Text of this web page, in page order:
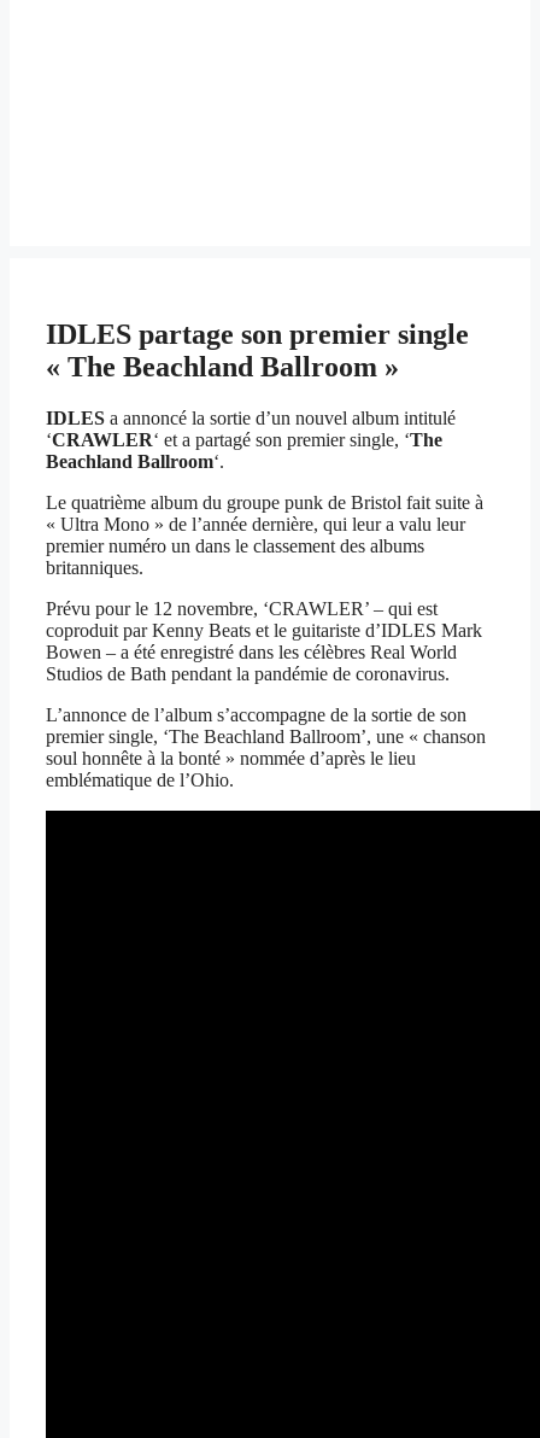
IDLES partage son premier single
« The Beachland Ballroom »
IDLES a annoncé la sortie d’un nouvel album intitulé
‘CRAWLER‘ et a partagé son premier single, ‘The
Beachland Ballroom‘.
Le quatrième album du groupe punk de Bristol fait suite à
« Ultra Mono » de l’année dernière, qui leur a valu leur
premier numéro un dans le classement des albums
britanniques.
Prévu pour le 12 novembre, ‘CRAWLER’ – qui est
coproduit par Kenny Beats et le guitariste d’IDLES Mark
Bowen – a été enregistré dans les célèbres Real World
Studios de Bath pendant la pandémie de coronavirus.
L’annonce de l’album s’accompagne de la sortie de son
premier single, ‘The Beachland Ballroom’, une « chanson
soul honnête à la bonté » nommée d’après le lieu
emblématique de l’Ohio.